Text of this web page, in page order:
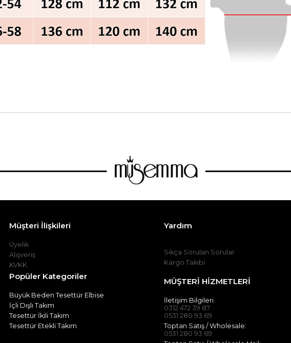
Müşteri İlişkileri
Üyelik
Alışveriş
KVKK
Popüler Kategoriler
Büyük Beden Tesettür Elbise
İçli Dışlı Takım
Tesettür İkili Takım
Tesettür Etekli Takım
Yardım
Sıkça Sorulan Sorular
Kargo Takibi
MÜŞTERİ HİZMETLERİ
İletişim Bilgileri
0312 472 39 87
0531 280 93 69
Toptan Satış / Wholesale:
0531 280 93 69